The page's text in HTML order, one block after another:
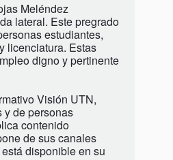
Meléndez
lateral. Este pregrado
estudiantes,
licenciatura. Estas
digno y pertinente
Visión UTN,
y de personas
contenido
de sus canales
disponible en su